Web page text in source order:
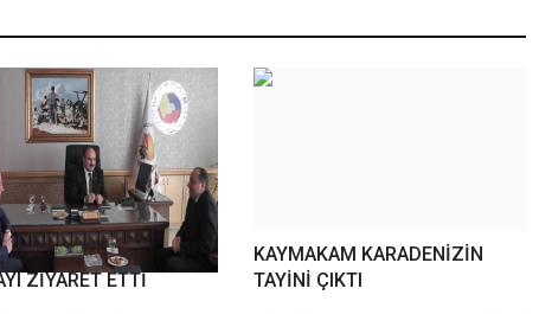
BAYRAM
ZİYARET ETTİ
KAYMAKAM KARADENİZİN
TAYİNİ ÇIKTI